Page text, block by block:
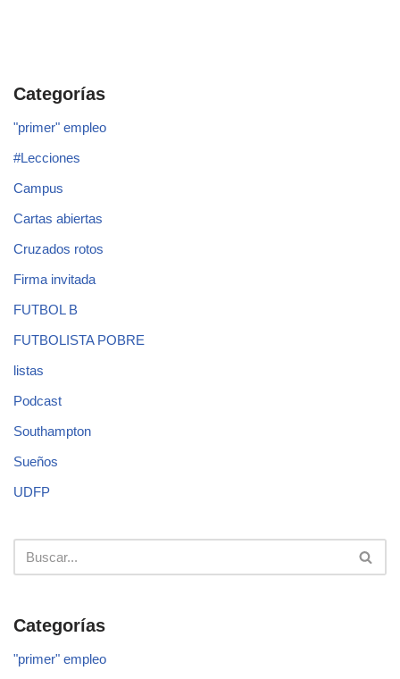
Categorías
"primer" empleo
#Lecciones
Campus
Cartas abiertas
Cruzados rotos
Firma invitada
FUTBOL B
FUTBOLISTA POBRE
listas
Podcast
Southampton
Sueños
UDFP
Categorías
"primer" empleo